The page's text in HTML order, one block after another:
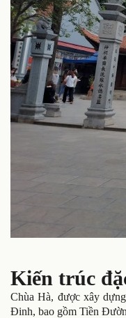
Kiến trúc
Chùa Hà, được xây
Đinh, bao gồm Tiền